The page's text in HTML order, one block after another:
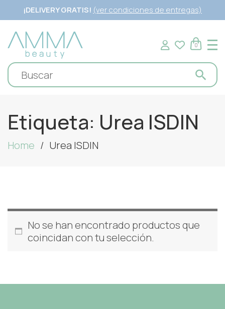
¡DELIVERY GRATIS! (ver condiciones de entregas)
0
Etiqueta: Urea ISDIN
Home Urea ISDIN
No se han encontrado productos que
coincidan con tu selección.